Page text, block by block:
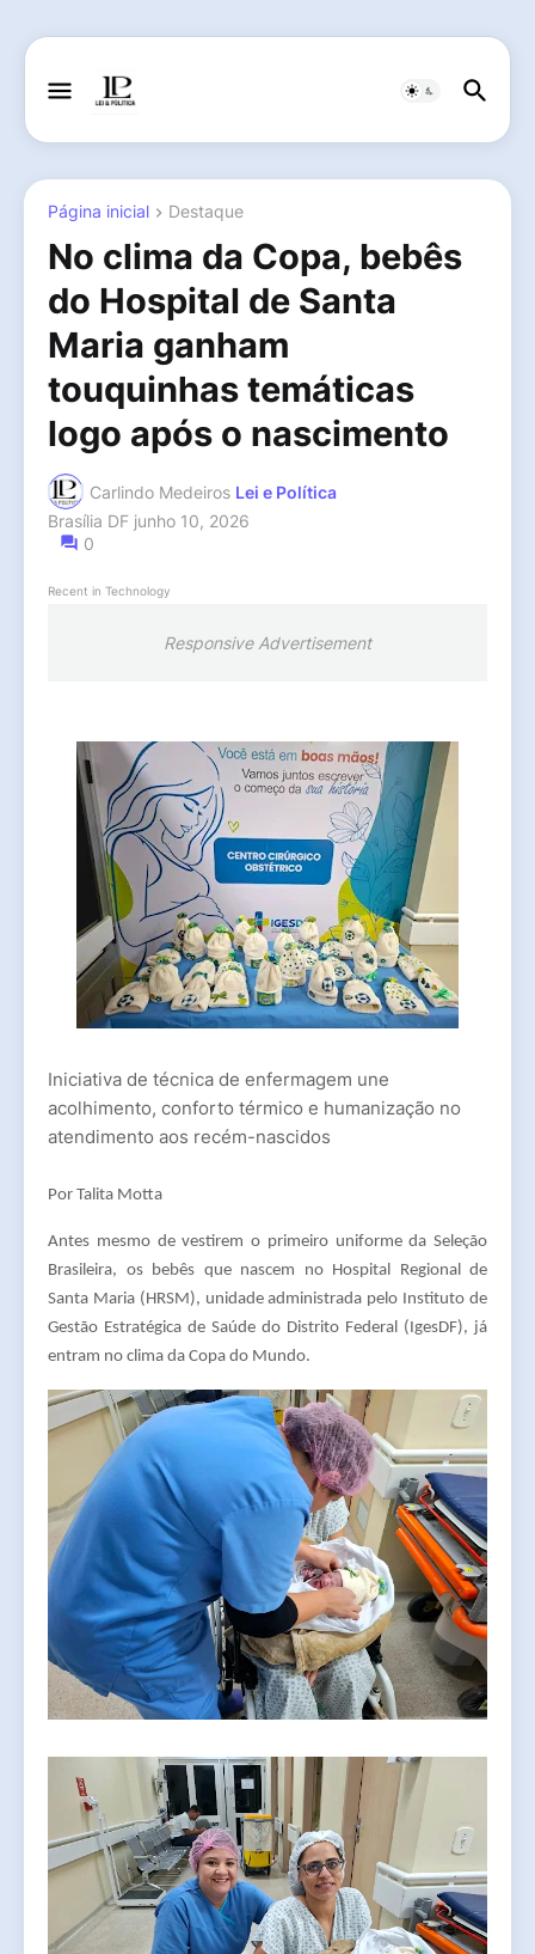
Página inicial Destaque
No clima da Copa, bebês
do Hospital de Santa
Maria ganham
touquinhas temáticas
logo após o nascimento
Carlindo Medeiros Lei e Política
Brasília DF junho 10, 2026
0
Recent in Technology
Responsive Advertisement
Iniciativa de técnica de enfermagem une
acolhimento, conforto térmico e humanização no
atendimento aos recém-nascidos
Por Talita Motta
Antes mesmo de vestirem o primeiro uniforme da Seleção
Brasileira, os bebês que nascem no Hospital Regional de
Santa Maria (HRSM), unidade administrada pelo Instituto de
Gestão Estratégica de Saúde do Distrito Federal (IgesDF), já
entram no clima da Copa do Mundo.